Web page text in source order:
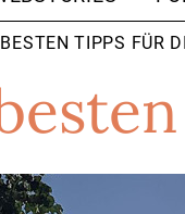
TIPPS FÜR